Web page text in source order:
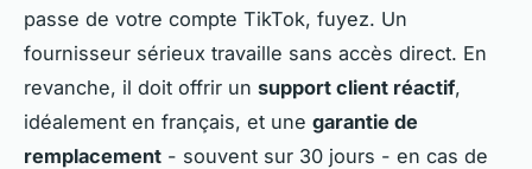
passe de votre compte TikTok, fuyez. Un
fournisseur sérieux travaille sans accès direct. En
revanche, il doit offrir un support client réactif,
idéalement en français, et une garantie de
remplacement - souvent sur 30 jours - en cas de